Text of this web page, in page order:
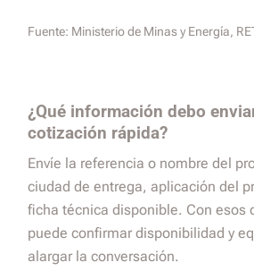
Fuente: Ministerio de Minas y Energía,
¿Qué información debo
cotización rápida?
Envíe la referencia o nombre del
ciudad de entrega, aplicación del
ficha técnica disponible. Con esos
puede confirmar disponibilidad y
alargar la conversación.